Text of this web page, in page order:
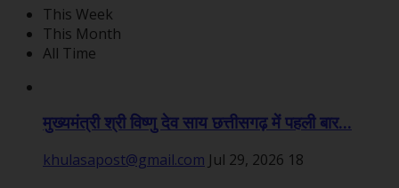
This Week
This Month
All Time
मुख्यमंत्री श्री विष्णु देव साय छत्तीसगढ़ में पहली बार...
khulasapost@gmail.com Jul 29, 2026 18